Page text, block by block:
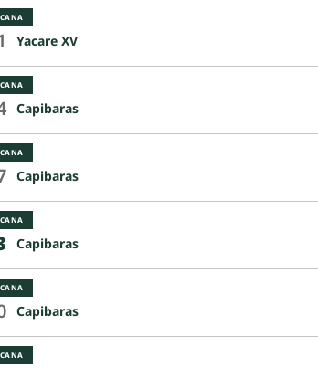
Yacare XV
Capibaras
Capibaras
Capibaras
Capibaras